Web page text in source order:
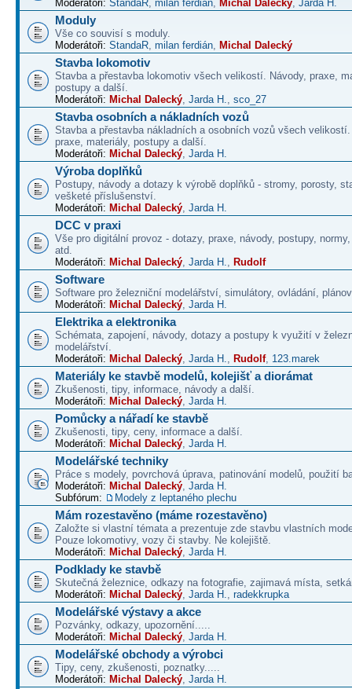
Moderátoři: StandaR, milan ferdián, Michal Dalecký, Jarda H.
Moduly
Vše co souvisí s moduly.
Moderátoři: StandaR, milan ferdián, Michal Dalecký
Stavba lokomotiv
Stavba a přestavba lokomotiv všech velikostí. Návody, praxe,
postupy a další.
Moderátoři: Michal Dalecký, Jarda H., sco_27
Stavba osobních a nákladních vozů
Stavba a přestavba nákladních a osobních vozů všech velikostí.
praxe, materiály, postupy a další.
Moderátoři: Michal Dalecký, Jarda H.
Výroba doplňků
Postupy, návody a dotazy k výrobě doplňků - stromy, porosty,
vešketé příslušenství.
Moderátoři: Michal Dalecký, Jarda H.
DCC v praxi
Vše pro digitální provoz - dotazy, praxe, návody, postupy,
atd.
Moderátoři: Michal Dalecký, Jarda H., Rudolf
Software
Software pro železniční modelářství, simulátory, ovládání,
Moderátoři: Michal Dalecký, Jarda H.
Elektrika a elektronika
Schémata, zapojení, návody, dotazy a postupy k využití v
modelářství.
Moderátoři: Michal Dalecký, Jarda H., Rudolf, 123.marek
Materiály ke stavbě modelů, kolejišť a diorámat
Zkušenosti, tipy, informace, návody a další.
Moderátoři: Michal Dalecký, Jarda H.
Pomůcky a nářadí ke stavbě
Zkušenosti, tipy, ceny, informace a další.
Moderátoři: Michal Dalecký, Jarda H.
Modelářské techniky
Práce s modely, povrchová úprava, patinování modelů, použití
Moderátoři: Michal Dalecký, Jarda H.
Subfórum:
Modely z leptaného plechu
Mám rozestavěno (máme rozestavěno)
Založte si vlastní témata a prezentuje zde stavbu vlastních
Pouze lokomotivy, vozy či stavby. Ne kolejiště.
Moderátoři: Michal Dalecký, Jarda H.
Podklady ke stavbě
Skutečná železnice, odkazy na fotografie, zajimavá místa,
Moderátoři: Michal Dalecký, Jarda H., radekkrupka
Modelářské výstavy a akce
Pozvánky, odkazy, upozornění.....
Moderátoři: Michal Dalecký, Jarda H.
Modelářské obchody a výrobci
Tipy, ceny, zkušenosti, poznatky.....
Moderátoři: Michal Dalecký, Jarda H.